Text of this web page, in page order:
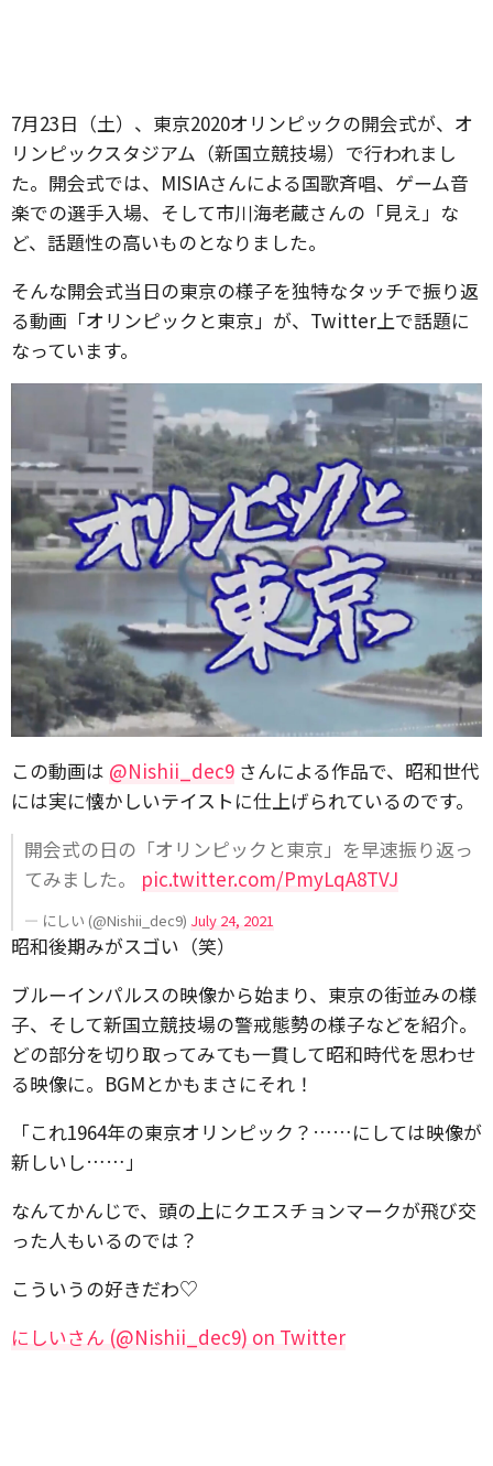
7月23日（土）、東京2020オリンピックの開会式が、オ
リンピックスタジアム（新国立競技場）で行われまし
た。開会式では、MISIAさんによる国歌斉唱、ゲーム音
楽での選手入場、そして市川海老蔵さんの「見え」な
ど、話題性の高いものとなりました。
そんな開会式当日の東京の様子を独特なタッチで振り返
る動画「オリンピックと東京」が、Twitter上で話題に
なっています。
この動画は @Nishii_dec9 さんによる作品で、昭和世代
には実に懐かしいテイストに仕上げられているのです。
開会式の日の「オリンピックと東京」を早速振り返っ
てみました。 pic.twitter.com/PmyLqA8TVJ
— にしい (@Nishii_dec9) July 24, 2021
昭和後期みがスゴい（笑）
ブルーインパルスの映像から始まり、東京の街並みの様
子、そして新国立競技場の警戒態勢の様子などを紹介。
どの部分を切り取ってみても一貫して昭和時代を思わせ
る映像に。BGMとかもまさにそれ！
「これ1964年の東京オリンピック？……にしては映像が
新しいし……」
なんてかんじで、頭の上にクエスチョンマークが飛び交
った人もいるのでは？
こういうの好きだわ♡
にしいさん (@Nishii_dec9) on Twitter